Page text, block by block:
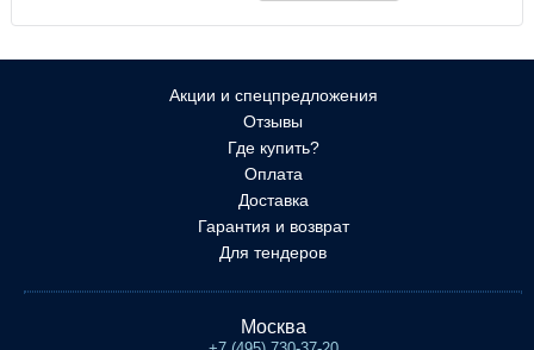
Акции и спецпредложения
Отзывы
Где купить?
Оплата
Доставка
Гарантия и возврат
Для тендеров
Москва